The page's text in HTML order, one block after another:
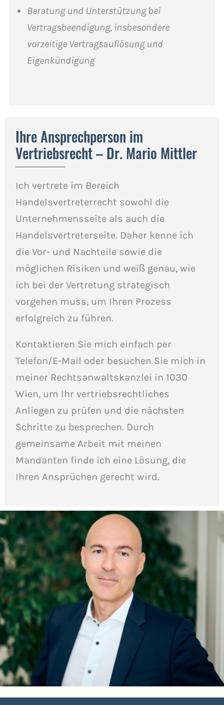
Beratung und Unterstützung bei
Vertragsbeendigung, insbesondere
vorzeitige Vertragsauflösung und
Eigenkündigung
Ihre Ansprechperson im
Vertriebsrecht – Dr. Mario Mittler
Ich vertrete im Bereich
Handelsvertreterrecht sowohl die
Unternehmensseite als auch die
Handelsvertreterseite. Daher kenne ich
die Vor- und Nachteile sowie die
möglichen Risiken und weiß genau, wie
ich bei der Vertretung strategisch
vorgehen muss, um Ihren Prozess
erfolgreich zu führen.
Kontaktieren Sie mich einfach per
Telefon/E-Mail oder besuchen Sie mich in
meiner Rechtsanwaltskanzlei in 1030
Wien, um Ihr vertriebsrechtliches
Anliegen zu prüfen und die nächsten
Schritte zu besprechen. Durch
gemeinsame Arbeit mit meinen
Mandanten finde ich eine Lösung, die
Ihren Ansprüchen gerecht wird.